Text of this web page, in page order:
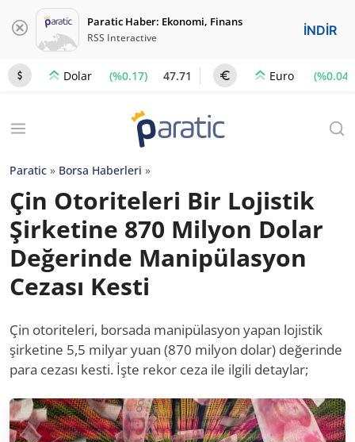
Paratic Haber: Ekonomi, Finans
RSS Interactive İNDİR
Dolar (%0.17) 47.71 Euro (%0.04)
Paratic » Borsa Haberleri »
Çin Otoriteleri Bir Lojistik
Şirketine 870 Milyon Dolar
Değerinde Manipülasyon
Cezası Kesti
Çin otoriteleri, borsada manipülasyon yapan lojistik
şirketine 5,5 milyar yuan (870 milyon dolar) değerinde
para cezası kesti. İşte rekor ceza ile ilgili detaylar;